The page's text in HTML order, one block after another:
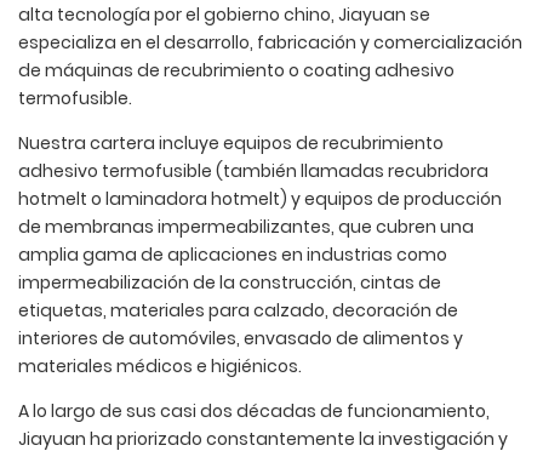
alta tecnología por el gobierno chino, Jiayuan se
especializa en el desarrollo, fabricación y comercialización
de máquinas de recubrimiento o coating adhesivo
termofusible.
Nuestra cartera incluye equipos de recubrimiento
adhesivo termofusible (también llamadas recubridora
hotmelt o laminadora hotmelt) y equipos de producción
de membranas impermeabilizantes, que cubren una
amplia gama de aplicaciones en industrias como
impermeabilización de la construcción, cintas de
etiquetas, materiales para calzado, decoración de
interiores de automóviles, envasado de alimentos y
materiales médicos e higiénicos.
A lo largo de sus casi dos décadas de funcionamiento,
Jiayuan ha priorizado constantemente la investigación y